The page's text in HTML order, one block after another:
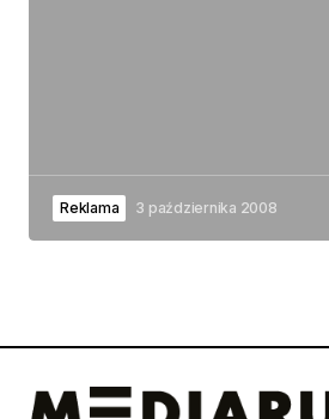
Reklama 3 października 2008